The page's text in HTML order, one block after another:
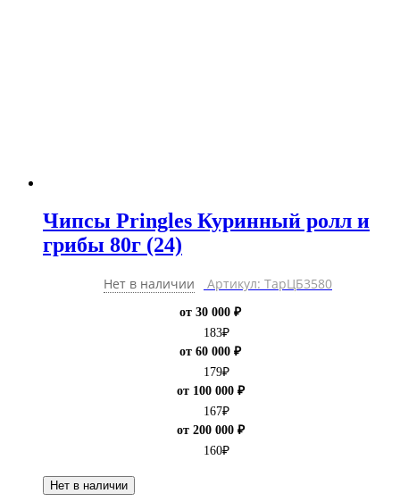
Чипсы Pringles Куринный ролл и
грибы 80г (24)
Нет в наличии Артикул: ТарЦБ3580
от 30 000 ₽
183₽
от 60 000 ₽
179₽
от 100 000 ₽
167₽
от 200 000 ₽
160₽
Нет в наличии